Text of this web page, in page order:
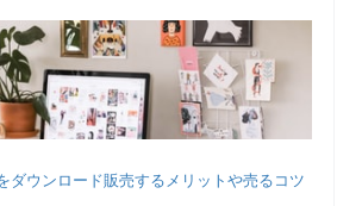
ダウンロード販売するメリットや売るコツ